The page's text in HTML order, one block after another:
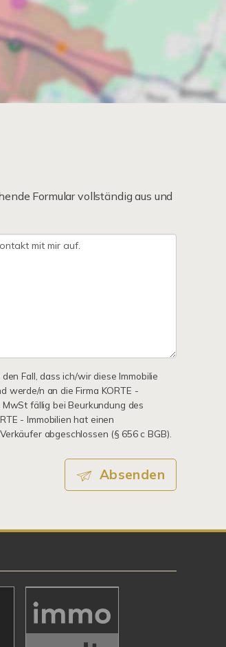
Formular vollständig aus und
Fall, dass ich/wir diese Immobilie
werde/n an die Firma KORTE -
fällig bei Beurkundung des
- Immobilien hat einen
abgeschlossen (§ 656 c BGB).
Absenden